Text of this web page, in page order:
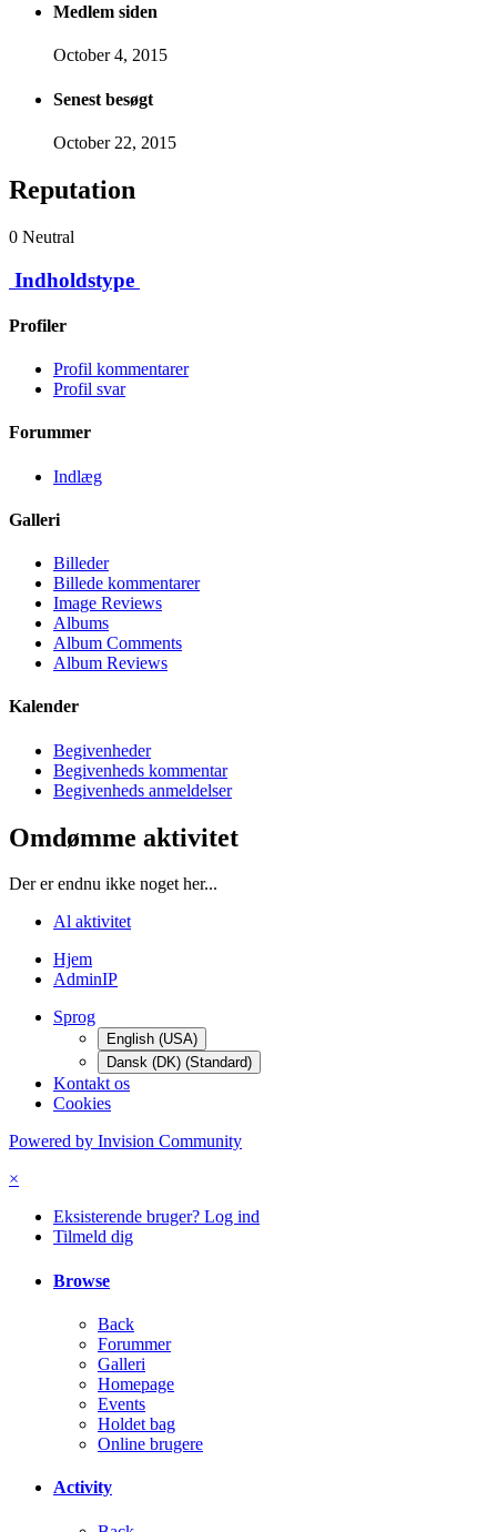
Medlem siden
October 4, 2015
Senest besøgt
October 22, 2015
Reputation
0 Neutral
Indholdstype
Profiler
Profil kommentarer
Profil svar
Forummer
Indlæg
Galleri
Billeder
Billede kommentarer
Image Reviews
Albums
Album Comments
Album Reviews
Kalender
Begivenheder
Begivenheds kommentar
Begivenheds anmeldelser
Omdømme aktivitet
Der er endnu ikke noget her...
Al aktivitet
Hjem
AdminIP
Sprog
English (USA)
Dansk (DK) (Standard)
Kontakt os
Cookies
Powered by Invision Community
×
Eksisterende bruger? Log ind
Tilmeld dig
Browse
Back
Forummer
Galleri
Homepage
Events
Holdet bag
Online brugere
Activity